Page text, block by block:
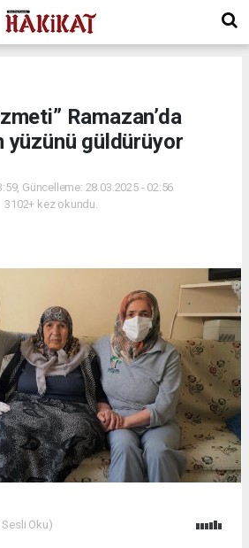
Ramazan’da
yüzünü güldürüyor
Güncelleme: 28.03.2025 - 02:56
3102+ kez okundu.
Oku)